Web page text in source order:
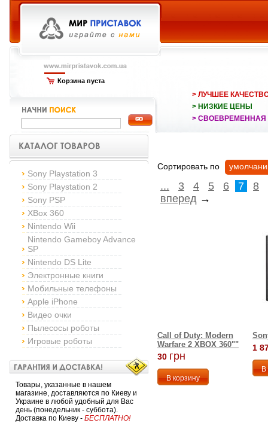
Корзина пуста
> ЛУЧШЕЕ
> НИЗКИЕ ЦЕНЫ
> СВОЕВРЕМЕННАЯ
Sony Playstation 3
Sony Playstation 2
Sony PSP
XBox 360
Nintendo Wii
Nintendo Gameboy Advance
SP
Nintendo DS Lite
Электронные книги
Мобильные телефоны
Apple iPhone
Видео очки
Пылесосы роботы
Игровые роботы
Товары, указанные в нашем
магазине, доставляются по Киеву и
Украине в любой удобный для Вас
день (понедельник - суббота).
Доставка по Киеву - БЕСПЛАТНО!
Сортировать по
... 3 4 5 6 7
8
вперед →
Call of Duty: Modern
Warfare 2 XBOX 360""
30 грн
1